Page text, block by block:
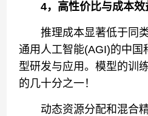
4，高性价比与成本效
推理成本显著低于同类
通用人工智能(AGI)的中国
型研发与应用。模型的训
的几十分之一！
动态资源分配和混合精